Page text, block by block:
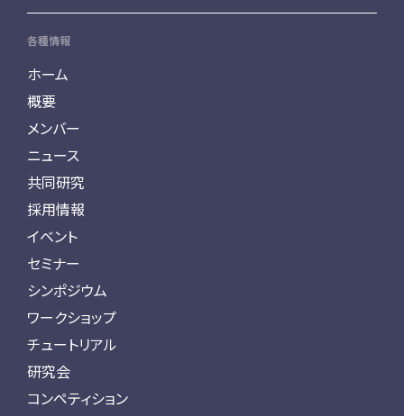
各種情報
ホーム
概要
メンバー
ニュース
共同研究
採用情報
イベント
セミナー
シンポジウム
ワークショップ
チュートリアル
研究会
コンペティション